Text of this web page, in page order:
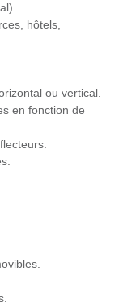
hôtels,
ou vertical.
en fonction de